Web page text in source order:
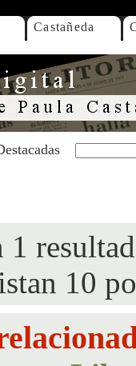
Castañeda
1
10